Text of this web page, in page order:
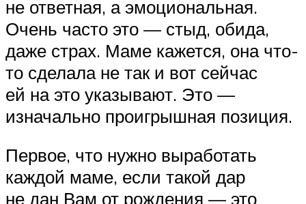
не ответная, а эмоциональная.
Очень часто это — стыд, обида,
даже страх. Маме кажется, она что-
то сделала не так и вот сейчас
ей на это указывают. Это —
изначально проигрышная позиция.
Первое, что нужно выработать
каждой маме, если такой дар
не дан Вам от рождения — это